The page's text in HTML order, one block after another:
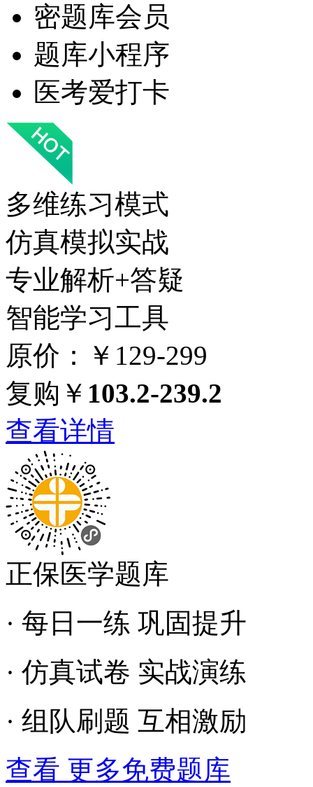
密题库会员
题库小程序
医考爱打卡
多维练习模式
仿真模拟实战
专业解析+答疑
智能学习工具
原价：￥129-299
复购￥ 103.2-239.2
查看详情
正保医学题库
· 每日一练 巩固提升
· 仿真试卷 实战演练
· 组队刷题 互相激励
查看 更多免费题库